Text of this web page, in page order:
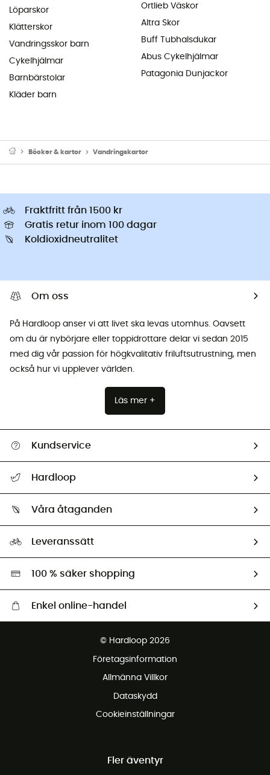
Löparskor
Klätterskor
Vandringsskor barn
Cykelhjälmar
Barnbärstolar
Kläder barn
Ortlieb Väskor
Altra Skor
Buff Tubhalsdukar
Abus Cykelhjälmar
Patagonia Dunjackor
Böcker & kartor Vandringskartor
Fraktfritt från 1500 kr
Gratis retur inom 100 dagar
Koldioxidneutralitet
Om oss
På Hardloop anser vi att livet ska levas utomhus. Oavsett
om du är nybörjare eller toppidrottare delar vi sedan 2015
med dig vår passion för högkvalitativ friluftsutrustning, men
också hur vi upplever världen.
Läs mer +
Kundservice
Retur & återbetalning
Hardloop
Ambassadörer
Våra åtaganden
Miljöanpassat urval
Leveranssätt
100 % säker shopping
Enkel online-handel
© Hardloop 2026
Företagsinformation
Allmänna Villkor
Dataskydd
Cookieinställningar
Fler äventyr